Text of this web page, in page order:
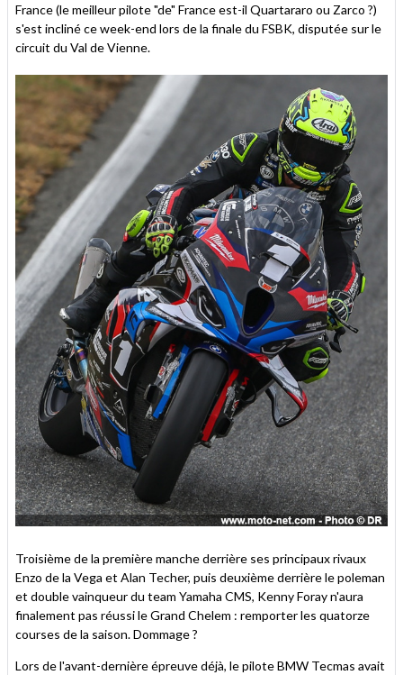
France (le meilleur pilote "de" France est-il Quartararo ou Zarco ?)
s'est incliné ce week-end lors de la finale du FSBK, disputée sur le
circuit du Val de Vienne.
Troisième de la première manche derrière ses principaux rivaux
Enzo de la Vega et Alan Techer, puis deuxième derrière le poleman
et double vainqueur du team Yamaha CMS, Kenny Foray n'aura
finalement pas réussi le Grand Chelem : remporter les quatorze
courses de la saison. Dommage ?
Lors de l'avant-dernière épreuve déjà, le pilote BMW Tecmas avait